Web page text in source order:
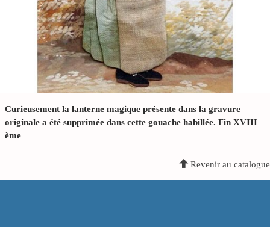
Curieusement la lanterne magique présente dans la gravure
originale a été supprimée dans cette gouache habillée. Fin XVIII
ème
Revenir au catalogue